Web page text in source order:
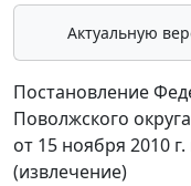
Актуальную
Постановление
Поволжского округа
от 15 ноября 2010
(извлечение)